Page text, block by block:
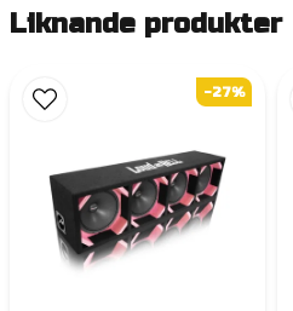
Liknande produkter
-27%